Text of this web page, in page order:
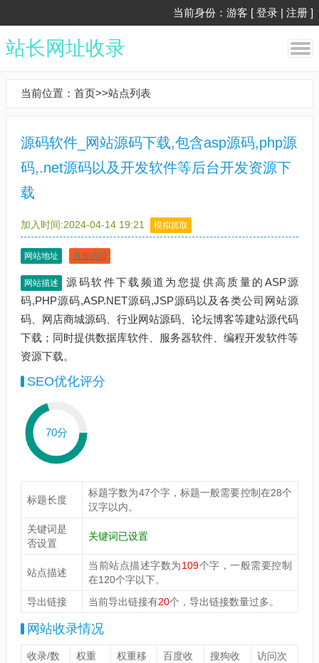
当前身份：游客 [ 登录 | 注册 ]
站长网址收录
当前位置： 首页>>站点列表
源码软件_网站源码下载,包含asp源码,php源
码,.net源码以及开发软件等后台开发资源下
载
加入时间:2024-04-14 19:21 模拟抓取
网站地址 点击访问
网站描述
源码软件下载频道为您提供高质量的ASP源
码,PHP源码,ASP.NET源码,JSP源码以及各类公司网站源
码、网店商城源码、行业网站源码、论坛博客等建站源代码
下载；同时提供数据库软件、服务器软件、编程开发软件等
资源下载。
SEO优化评分
70分
标题长度
标题字数为47个字，标题一般需要控制在28个
汉字以内。
关键词是
否设置
关键词已设置
站点描述
当前站点描述字数为109个字，一般需要控制
在120个字以下。
导出链接
当前导出链接有20个，导出链接数量过多。
网站收录情况
收录/数
权重
权重移
百度收
搜狗收
访问次